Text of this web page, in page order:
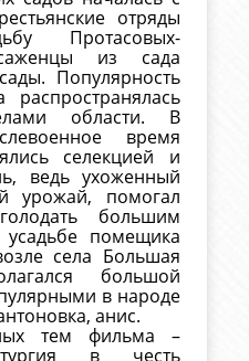
отряды
Протасовых-
из сада
Популярность
области. В
время
селекцией и
ведь ухоженный
урожай, помогал
большим
помещика
села Большая
большой
в народе
анис.
тем фильма –
в честь